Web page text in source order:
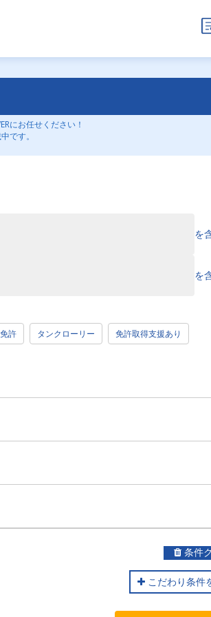
にお任せください！
です。
を
を
許 タンクローリー 免許取得支援あり
条件
こだわり条件